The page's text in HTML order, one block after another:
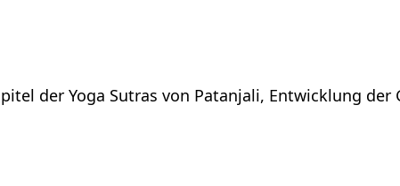
der Yoga Sutras von Patanjali, Entwicklung der